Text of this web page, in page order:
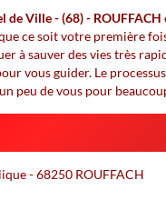
de Ville - (68) - ROUFFACH
ce soit votre première
à sauver des vies très
vous guider. Le
peu de vous pour
- 68250 ROUFFACH